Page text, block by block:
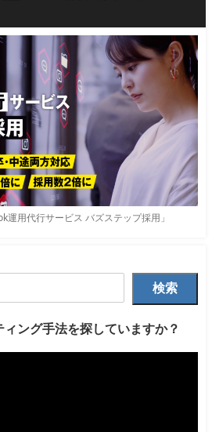
運用代行サービス バズステップ採用」
検索
ング手法を探していますか？